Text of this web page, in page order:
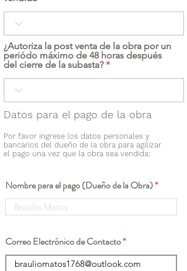
¿Autoriza la post venta de la obra por un
periódo máximo de 48 horas después
del cierre de la subasta?
Datos para el pago de la obra
Por favor ingrese los datos personales y
bancarios del dueño de la obra para agilizar
el pago una vez que la obra sea vendida:
Nombre para el pago (Dueño de la Obra)
Correo Electrónico de Contacto